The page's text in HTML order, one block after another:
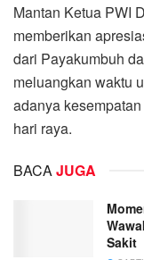
Mantan Ketua PWI
memberikan
dari Payakumbuh
meluangkan waktu
adanya
hari raya.
BACAJUGA
Sakit